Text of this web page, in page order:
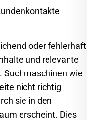
oder fehlerhaft
und relevante
Suchmaschinen wie
nicht richtig
sie in den
erscheint. Dies